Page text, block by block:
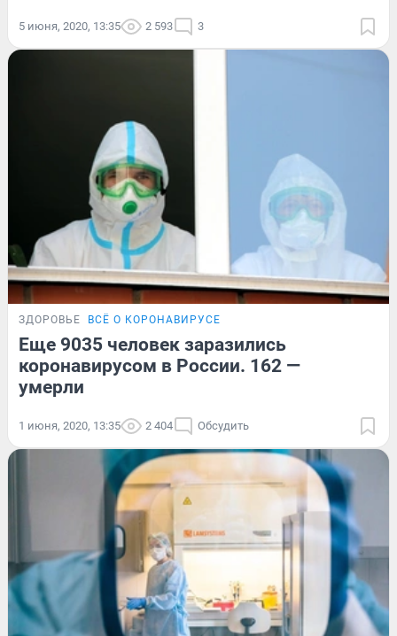
5 июня, 2020, 13:35 2 593 3
ЗДОРОВЬЕ ВСЁ О КОРОНАВИРУСЕ
Еще 9035 человек заразились
коронавирусом в России. 162 —
умерли
1 июня, 2020, 13:35 2 404 Обсудить